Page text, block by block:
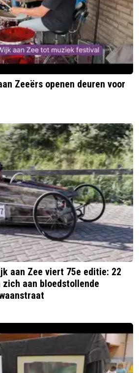
Zeeërs openen deuren voor
aan Zee viert 75e editie: 22
zich aan bloedstollende